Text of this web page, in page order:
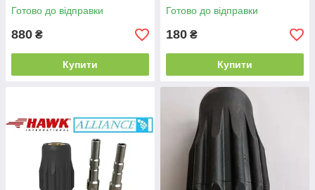
Готово до відправки
880 ₴
Купити
Готово до відправки
180 ₴
Купити